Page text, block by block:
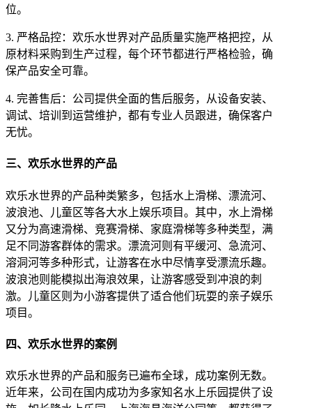
位。
3. 严格品控：欢乐水世界对产品质量实施严格把控，从
原材料采购到生产过程，每个环节都进行严格检验，确
保产品安全可靠。
4. 完善售后：公司提供全面的售后服务，从设备安装、
调试、培训到运营维护，都有专业人员跟进，确保客户
无忧。
三、欢乐水世界的产品
欢乐水世界的产品种类繁多，包括水上滑梯、漂流河、
波浪池、儿童区等各大水上娱乐项目。其中，水上滑梯
又分为高速滑梯、竞赛滑梯、家庭滑梯等多种类型，满
足不同游客群体的需求。漂流河则有平缓河、急流河、
溶洞河等多种形式，让游客在水中尽情享受漂流乐趣。
波浪池则能模拟出海浪效果，让游客感受到冲浪的刺
激。儿童区则为小游客提供了适合他们玩耍的亲子娱乐
项目。
四、欢乐水世界的案例
欢乐水世界的产品和服务已遍布全球，成功案例无数。
近年来，公司在国内成功为多家知名水上乐园提供了设